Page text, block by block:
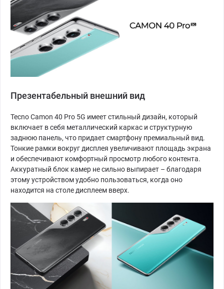
Презентабельный внешний вид
Tecno Camon 40 Pro 5G имеет стильный дизайн, который
включает в себя металлический каркас и структурную
заднюю панель, что придает смартфону премиальный вид.
Тонкие рамки вокруг дисплея увеличивают площадь экрана
и обеспечивают комфортный просмотр любого контента.
Аккуратный блок камер не сильно выпирает – благодаря
этому устройством удобно пользоваться, когда оно
находится на столе дисплеем вверх.